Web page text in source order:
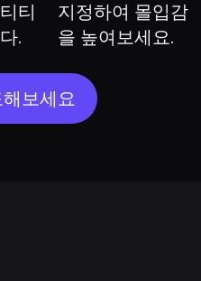
티
.
지정하여 몰입감
을 높여보세요.
보세요